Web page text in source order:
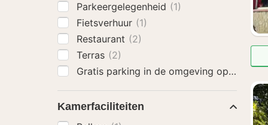
Parkeergelegenheid (1)
Fietsverhuur (1)
Restaurant (2)
Terras (2)
Gratis parking in de omgeving op
Kamerfaciliteiten